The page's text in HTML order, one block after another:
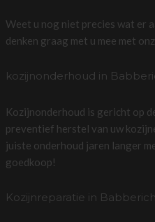
Weet u nog niet precies wat er
denken graag met u mee met
kozijnonderhoud in
Kozijnonderhoud is gericht op
preventief herstel van uw
juiste onderhoud jaren langer
goedkoop!
Kozijnreparatie in Babberich